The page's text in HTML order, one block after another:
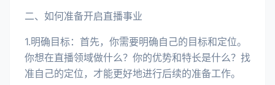
二、如何准备开启直播事业
1.明确目标：首先，你需要明确自己的目标和定位。
你想在直播领域做什么？你的优势和特长是什么？找
准自己的定位，才能更好地进行后续的准备工作。